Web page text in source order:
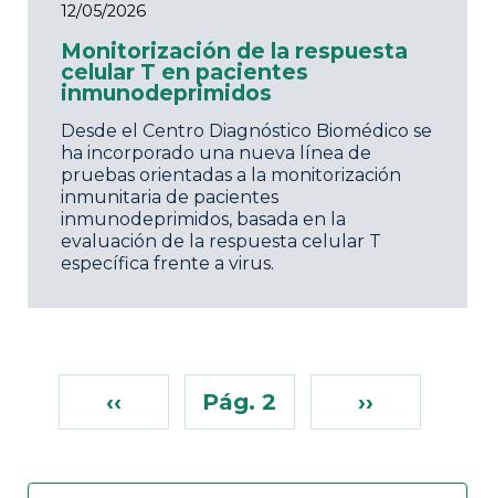
12/05/2026
Monitorización de la respuesta
celular T en pacientes
inmunodeprimidos
Desde el Centro Diagnóstico Biomédico se
ha incorporado una nueva línea de
pruebas orientadas a la monitorización
inmunitaria de pacientes
inmunodeprimidos, basada en la
evaluación de la respuesta celular T
específica frente a virus.
‹‹ Pág. 2 ››